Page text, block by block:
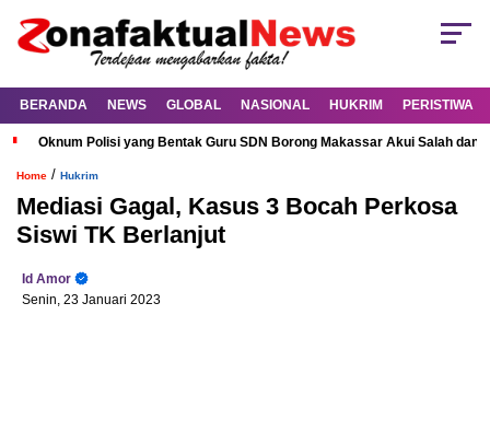
BERANDA NEWS GLOBAL NASIONAL HUKRIM PERISTIWA
Oknum Polisi yang Bentak Guru SDN Borong Makassar Akui Salah dan
Home / Hukrim
Mediasi Gagal, Kasus 3 Bocah Perkosa
Siswi TK Berlanjut
Id Amor
Senin, 23 Januari 2023